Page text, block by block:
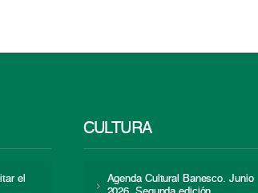
el
CULTURA
Agenda Cultural Banesco. Junio